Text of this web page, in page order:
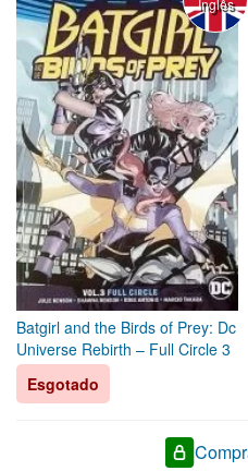
Batgirl and the Birds of Prey: Dc
Universe Rebirth – Full Circle 3
Esgotado